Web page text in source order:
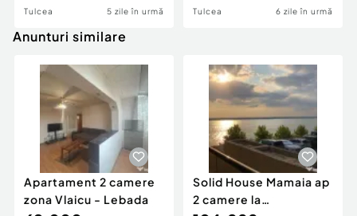
Tulcea 5 zile în urmă Tulcea 6 zile în urmă
Anunturi similare
Apartament 2 camere
zona Vlaicu - Lebada
Solid House Mamaia ap
2 camere la